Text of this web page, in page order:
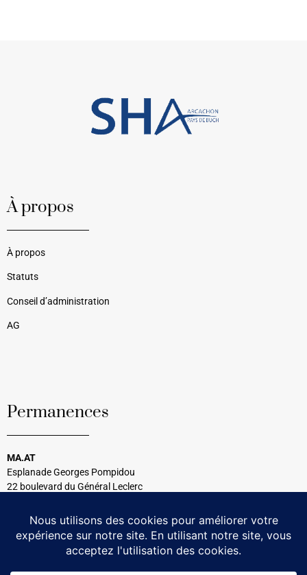
À propos
À propos
Statuts
Conseil d’administration
AG
Permanences
MA.AT
Esplanade Georges Pompidou
22 boulevard du Général Leclerc
Tél : 05 56 54 99 08
Tous les mercredis
14h30 à 17h00